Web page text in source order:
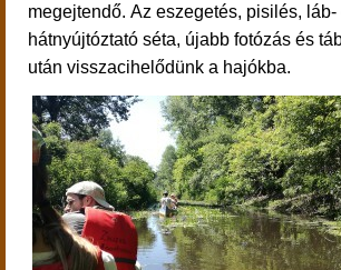
megejtendő. Az eszegetés, pisilés, láb-
hátnyújtóztató séta, újabb fotózás és
után visszacihelődünk a hajókba.